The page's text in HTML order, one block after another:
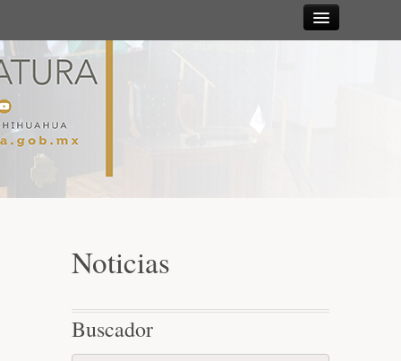
Mesa Directiva y Diputación Permanente
Junta de Coordinación Política
Noticias
Buscador